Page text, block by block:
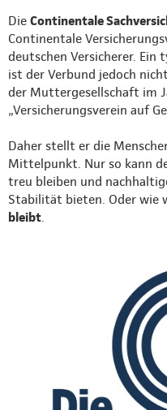
Die Continentale
Continentale
deutschen Versicherer. Ein
ist der Verbund jedoch
der Muttergesellschaft im
„Versicherungsverein auf
Daher stellt er die
Mittelpunkt. Nur so kann
treu bleiben und
Stabilität bieten. Oder wie
bleibt